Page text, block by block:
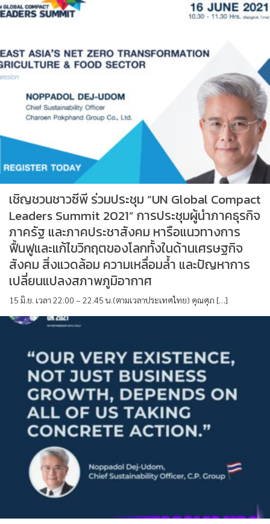
เชิญชวนชาวซีพี ร่วมประชุม “UN Global Compact
Leaders Summit 2021” การประชุมผู้นำภาคธุรกิจ
ภาครัฐ และภาคประชาสังคม หารือแนวทางการ
ฟื้นฟูและแก้ไขวิกฤตของโลกทั้งในด้านเศรษฐกิจ
สังคม สิ่งแวดล้อม ความเหลื่อมล้ำ และปัญหาการ
เปลี่ยนแปลงสภาพภูมิอากาศ
15 มิ.ย. เวลา 22.00 – 22.45 น.(ตามเวลาประเทศไทย) คุณศุภ […]